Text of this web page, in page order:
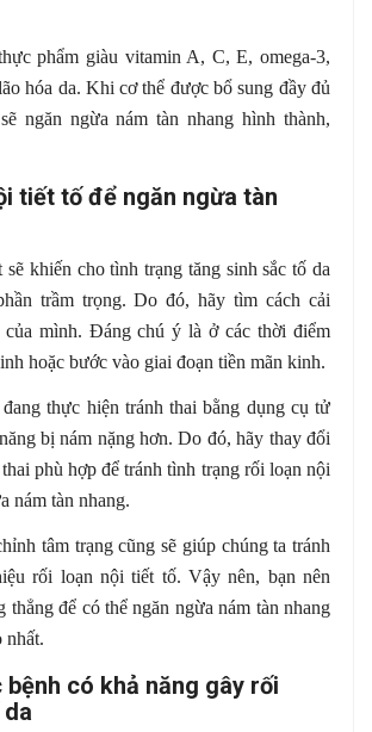
phẩm giàu vitamin A, C, E, omega-3,
hóa da. Khi cơ thể được bổ sung đầy đủ
ngăn ngừa nám tàn nhang hình thành,
tiết tố để ngăn ngừa tàn
khiến cho tình trạng tăng sinh sắc tố da
trầm trọng. Do đó, hãy tìm cách cải
mình. Đáng chú ý là ở các thời điểm
hoặc bước vào giai đoạn tiền mãn kinh.
thực hiện tránh thai bằng dụng cụ tử
bị nám nặng hơn. Do đó, hãy thay đổi
phù hợp để tránh tình trạng rối loạn nội
nám tàn nhang.
tâm trạng cũng sẽ giúp chúng ta tránh
rối loạn nội tiết tố. Vậy nên, bạn nên
thẳng để có thể ngăn ngừa nám tàn nhang
nhất.
có khả năng gây rối